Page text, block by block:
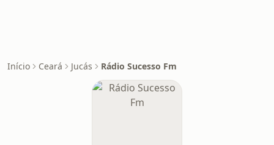
Início Ceará Jucás Rádio Sucesso Fm